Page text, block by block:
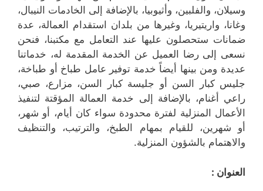
وسيلان، والفلبين، وأثيوبيا، بالإضافة إلى الخادمات النيبال،
وغانا، واريتيريا، وغيرها من بلدان استقدام العمالة، عدة
ضمانات ستحصلون عليها عند التعامل مع مكتبنا، فنحن
نسعى إلى رضا العميل عن الخدمة المقدمة له، خدماتنا
عديدة ومن بينها أيضاً خدمة توفير عامل طباخ أو طباخة،
جليس كبار السن أو جليسة كبار السن، مزارع، صبي،
راعي أغنام، بالإضافة إلى خدمة العمالة المؤقتة لتنفيذ
الأعمال المنزلية لفترة محدودة سواء كان أيام، أو شهر،
أو شهرين، للقيام بمهام الطبخ، والترتيب، والتنظيف
والاهتمام بالشؤون المنزلية.
العنوان :